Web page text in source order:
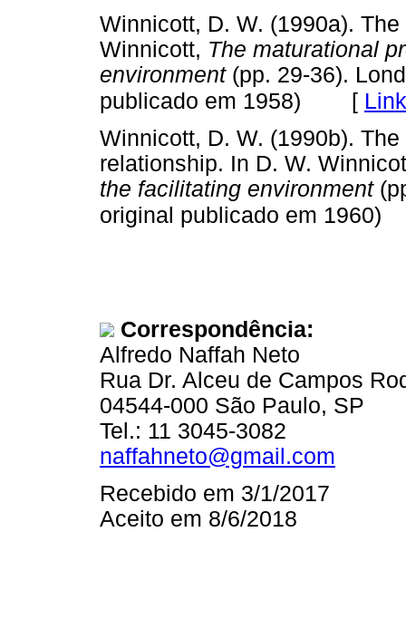
Winnicott, D. W. (1990a).
Winnicott, The maturational
environment(pp. 29-36).
publicado em 1958) [
Winnicott, D. W. (1990b).
relationship. In D. W.
the facilitating environment
original publicado em 1960)
Correspondência:
Alfredo Naffah Neto
Rua Dr. Alceu de Campos
04544-000 São Paulo, SP
Tel.: 11 3045-3082
naffahneto@gmail.com
Recebido em 3/1/2017
Aceito em 8/6/2018